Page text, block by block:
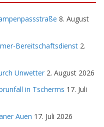
8. August
Bereitschaftsdienst 2.
Unwetter 2. August 2026
in Tscherms 17. Juli
Auen 17. Juli 2026